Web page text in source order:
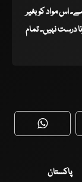
اس مواد کو بغیر
درست نہیں۔ تمام
پاکستان